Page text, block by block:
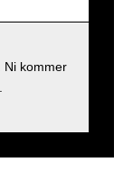
Ni kommer